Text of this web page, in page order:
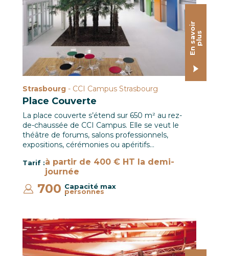
E
n
s
av
o
i
r
p
l
us
Strasbourg - CCI Campus Strasbourg
Place Couverte
La place couverte s’étend sur 650 m² au rez-
de-chaussée de CCI Campus. Elle se veut le
théâtre de forums, salons professionnels,
expositions, cérémonies ou apéritifs…
Tarif :à partir de 400 € HT la demi-
journée
Capacité max
:
700 personnes
Auditorium Simone VEIL / CCI Campus